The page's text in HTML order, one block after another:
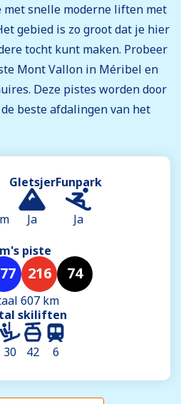
snelle moderne liften met
gebied is zo groot dat je hier
tocht kunt maken. Probeer
Mont Vallon in Méribel en
Deze pistes worden door
beste afdalingen van het
Gletsjer
Ja
Funpark
Ja
piste
216 74
607 km
skiliften
30 42 6